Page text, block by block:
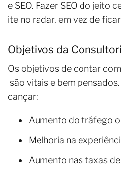
e SEO. Fazer SEO do jeito
ite no radar, em vez de
Objetivos da
Os objetivos de contar
são vitais e bem
cançar:
Aumento do tráfego
Melhoria na
Aumento nas taxas